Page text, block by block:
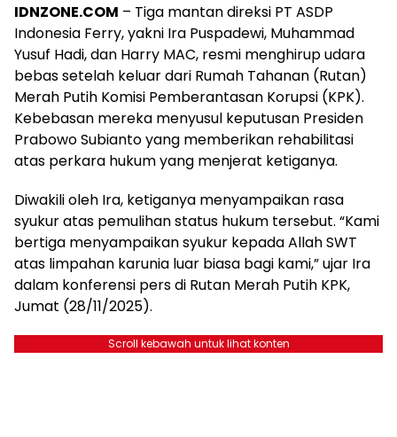
IDNZONE.COM – Tiga mantan direksi PT ASDP
Indonesia Ferry, yakni Ira Puspadewi, Muhammad
Yusuf Hadi, dan Harry MAC, resmi menghirup udara
bebas setelah keluar dari Rumah Tahanan (Rutan)
Merah Putih Komisi Pemberantasan Korupsi (KPK).
Kebebasan mereka menyusul keputusan Presiden
Prabowo Subianto yang memberikan rehabilitasi
atas perkara hukum yang menjerat ketiganya.
Diwakili oleh Ira, ketiganya menyampaikan rasa
syukur atas pemulihan status hukum tersebut. “Kami
bertiga menyampaikan syukur kepada Allah SWT
atas limpahan karunia luar biasa bagi kami,” ujar Ira
dalam konferensi pers di Rutan Merah Putih KPK,
Jumat (28/11/2025).
Scroll kebawah untuk lihat konten